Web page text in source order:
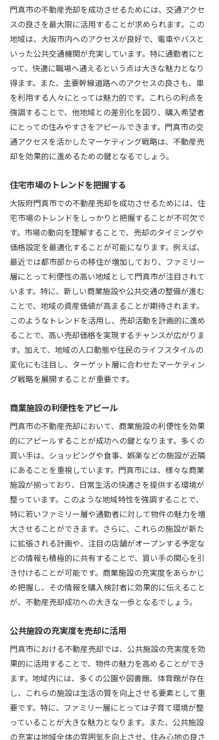
新婚世代へのアプローチ方法
地域の安全性を売りにする
豊かな自然環境を活かした宣伝
若いファミリー層を惹きつける門真市の不動産
売却ポイント
ファミリー向けの住宅条件を提示
門真市の教育施設を紹介
子育て環境の良さをアピール
ファミリー層が求める価格設定
地域のコミュニティ活動を強調
通勤者に人気の門真市で不動産売却を成功させ
るには
通勤時間を短縮できるエリア紹介
門真市の交通アクセスの強み
通勤者向けの住宅条件を提案
駅近物件の魅力をアピール
通勤者が求める生活利便性
職場近郊の住宅市場動向を把握
門真市の商業施設を活かした不動産売却の秘訣
ショッピングモールの利便性を強調
レジャー施設の充実をアピール
地域特有の商業施設を紹介
飲食店の多様性を活かす
買い物の利便性を訴求
門真市での不動産売却におけるターゲット設定
の重要性
ターゲット層のニーズを把握
若年層を意識したマーケティング
家族構成に応じたアプローチ
ターゲット別の宣伝戦略
地域住民の声を活かす
ターゲット設定による売却効率化
地域特性を最大限に活用した門真市の不動産売
地域の特色を全面に打ち出す
地元情報を活かしたアプローチ
地域資源を最大限に活用する
地域のニーズに応える商品開発
地域コミュニティとの連携を図る
門真市の不動産売却を成功させるためには、交通アクセ
スの良さを最大限に活用することが求められます。この
地域は、大阪市内へのアクセスが良好で、電車やバスと
いった公共交通機関が充実しています。特に通勤者にと
って、快適に職場へ通えるという点は大きな魅力となり
得ます。また、主要幹線道路へのアクセスの良さも、車
を利用する人々にとっては魅力的です。これらの利点を
強調することで、他地域との差別化を図り、購入希望者
にとっての住みやすさをアピールできます。門真市の交
通アクセスを活かしたマーケティング戦略は、不動産売
却を効果的に進めるための鍵となるでしょう。
住宅市場のトレンドを把握する
大阪府門真市での不動産売却を成功させるためには、住
宅市場のトレンドをしっかりと把握することが不可欠で
す。市場の動向を理解することで、売却のタイミングや
価格設定を最適化することが可能になります。例えば、
最近では都市部からの移住が増加しており、ファミリー
層にとって利便性の高い地域として門真市が注目されて
います。特に、新しい商業施設や公共交通の整備が進む
ことで、地域の資産価値が高まることが期待されます。
このようなトレンドを活用し、売却活動を計画的に進め
ることで、高い売却価格を実現するチャンスが広がりま
す。加えて、地域の人口動態や住民のライフスタイルの
変化にも注目し、ターゲット層に合わせたマーケティン
グ戦略を展開することが重要です。
商業施設の利便性をアピール
門真市の不動産売却において、商業施設の利便性を効果
的にアピールすることが成功への鍵となります。多くの
買い手は、ショッピングや食事、娯楽などの施設が近隣
にあることを重視しています。門真市には、様々な商業
施設が揃っており、日常生活の快適さを提供する環境が
整っています。このような地域特性を強調することで、
特に若いファミリー層や通勤者に対して物件の魅力を増
大させることができます。さらに、これらの施設が新た
に拡張される計画や、注目の店舗がオープンする予定な
どの情報も積極的に共有することで、買い手の関心を引
き付けることが可能です。商業施設の充実度をあらかじ
め把握し、その情報を購入検討者に効果的に伝えること
が、不動産売却成功への大きな一歩となるでしょう。
公共施設の充実度を売却に活用
門真市における不動産売却では、公共施設の充実度を効
果的に活用することで、物件の魅力を高めることができ
ます。地域内には、多くの公園や図書館、体育館が存在
し、これらの施設は生活の質を向上させる要素として重
要です。特に、ファミリー層にとっては子育て環境が整
っていることが大きな魅力となります。また、公共施設
の充実は地域全体の雰囲気を向上させ、住み心地の良さ